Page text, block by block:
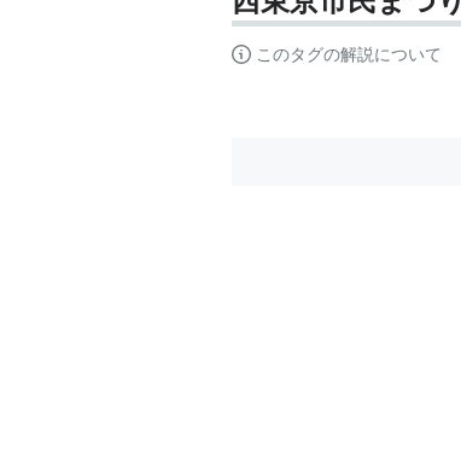
このタグの解説について